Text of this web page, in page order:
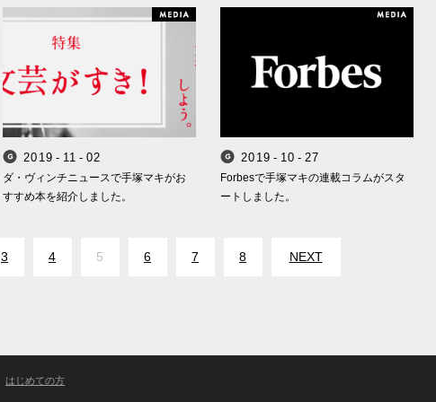
Media
Smappa! Group
20 19 - 11 - 02
ダ・ヴィンチニュースで手塚マキがお
すすめ本を紹介しました。
Smappa! Group
20 19 - 10 - 27
Forbesで手塚マキの連載コラムがスタ
ートしました。
3 4 5 6 7 8 NEXT
はじめての方